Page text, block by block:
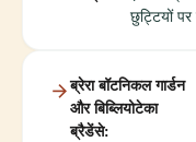
छुट्टियों
ब्रेरा बॉटनिकल गार्डन
और बिब्लियोटेका
ब्रैडेंसे: